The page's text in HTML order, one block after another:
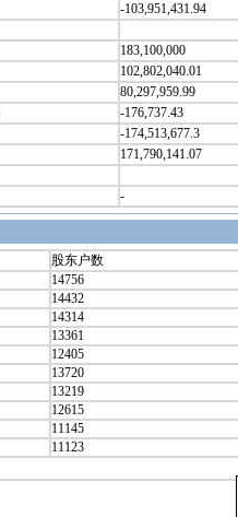
-103,951,431.94
183,100,000
102,802,040.01
80,297,959.99
-176,737.43
-174,513,677.3
171,790,141.07
-
股东户数
14756
14432
14314
13361
12405
13720
13219
12615
11145
11123